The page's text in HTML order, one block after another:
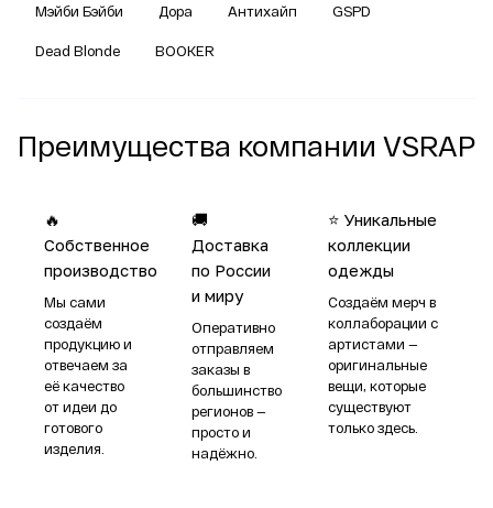
Мэйби Бэйби Дора Антихайп GSPD
Dead Blonde BOOKER
Преимущества компании VSRAP
🔥
Собственное
производство
Мы сами
создаём
продукцию и
отвечаем за
её качество
от идеи до
готового
изделия.
🚚
Доставка
по России
и миру
Оперативно
отправляем
заказы в
большинство
регионов —
просто и
надёжно.
⭐ Уникальные
коллекции
одежды
Создаём мерч в
коллаборации с
артистами —
оригинальные
вещи, которые
существуют
только здесь.